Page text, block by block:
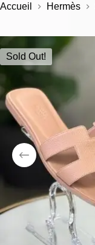
Accueil Hermès
Sold Out!